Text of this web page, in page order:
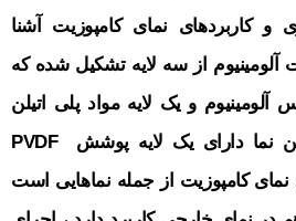
و کاربردهای نمای کامپوزیت آشنا
آلومینیوم از سه لایه تشکیل شده که
و یک لایه مواد پلی اتیلن
نما دارای یک لایه
پوشش PVDF
نمای کامپوزیت از جمله نماهایی است